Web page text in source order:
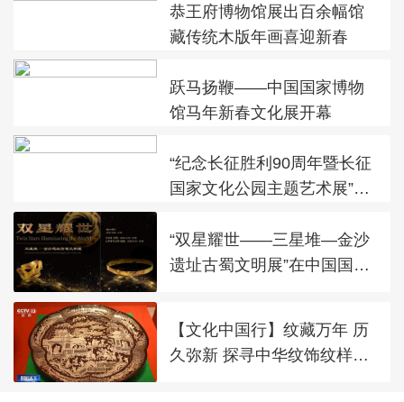
恭王府博物馆展出百余幅馆
藏传统木版年画喜迎新春
跃马扬鞭——中国国家博物
馆马年新春文化展开幕
“纪念长征胜利90周年暨长征
国家文化公园主题艺术展”在
“双星耀世——三星堆—金沙
遗址古蜀文明展”在中国国家
【文化中国行】纹藏万年 历
久弥新 探寻中华纹饰纹样之